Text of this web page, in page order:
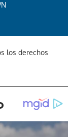
los derechos